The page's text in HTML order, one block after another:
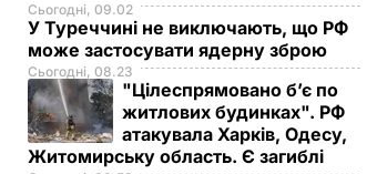
Сьогодні, 09.02
У Туреччині не виключають, що РФ
може застосувати ядерну зброю
Сьогодні, 08.23
"Цілеспрямовано бʼє по
житлових будинках". РФ
атакувала Харків, Одесу,
Житомирську область. Є загиблі